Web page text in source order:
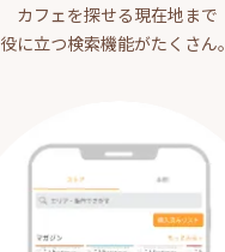
カフェを探せる現在地まで
役に立つ検索機能がたくさん。